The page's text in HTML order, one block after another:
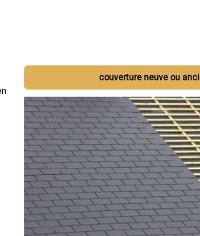
couverture neuve ou